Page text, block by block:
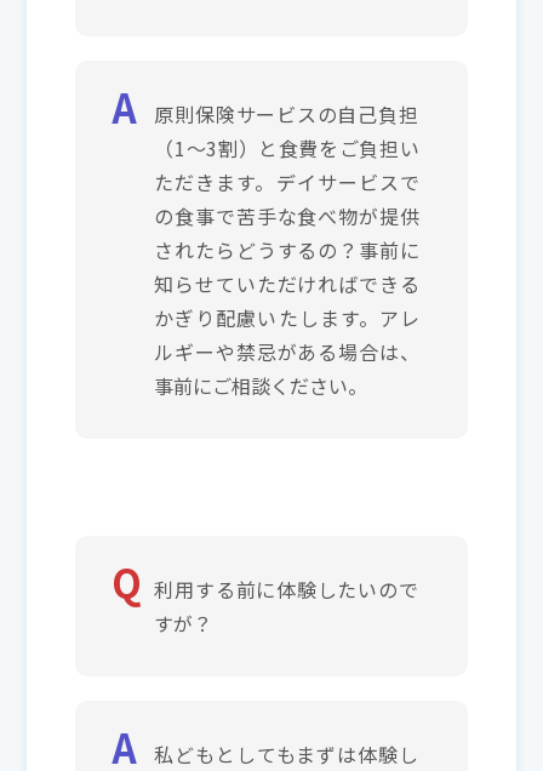
原則保険サービスの自己負担
（1～3割）と食費をご負担い
ただきます。デイサービスで
の食事で苦手な食べ物が提供
されたらどうするの？事前に
知らせていただければできる
かぎり配慮いたします。アレ
ルギーや禁忌がある場合は、
事前にご相談ください。
利用する前に体験したいので
すが？
私どもとしてもまずは体験し